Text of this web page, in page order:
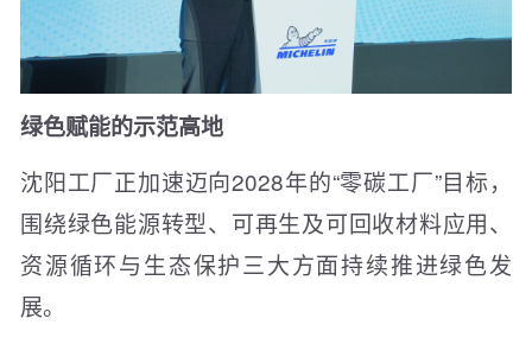
绿色赋能的示范高地
沈阳工厂正加速迈向2028年的“零碳工厂”目标，
围绕绿色能源转型、可再生及可回收材料应用、
资源循环与生态保护三大方面持续推进绿色发
展。